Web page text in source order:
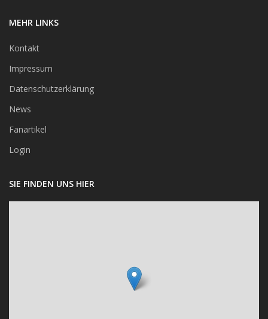
MEHR LINKS
Kontakt
Impressum
Datenschutzerklärung
News
Fanartikel
Login
SIE FINDEN UNS HIER